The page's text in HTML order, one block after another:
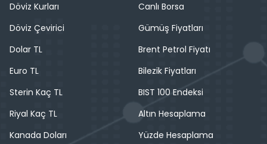
Döviz Kurları
Döviz Çevirici
Dolar TL
Euro TL
Sterin Kaç TL
Riyal Kaç TL
Kanada Doları
Canlı Borsa
Gümüş Fiyatları
Brent Petrol Fiyatı
Bilezik Fiyatları
BIST 100 Endeksi
Altın Hesaplama
Yüzde Hesaplama